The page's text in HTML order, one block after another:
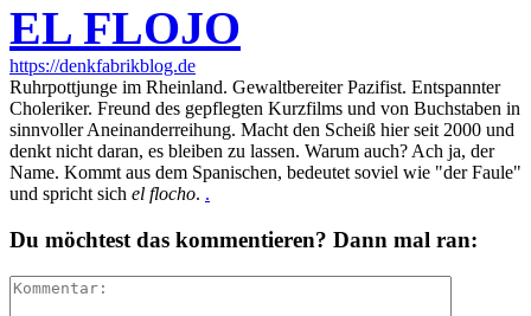
EL FLOJO
https://denkfabrikblog.de
Ruhrpottjunge im Rheinland. Gewaltbereiter Pazifist. Entspannter
Choleriker. Freund des gepflegten Kurzfilms und von Buchstaben in
sinnvoller Aneinanderreihung. Macht den Scheiß hier seit 2000 und
denkt nicht daran, es bleiben zu lassen. Warum auch? Ach ja, der
Name. Kommt aus dem Spanischen, bedeutet soviel wie "der Faule"
und spricht sich el flocho. .
Du möchtest das kommentieren? Dann mal ran: